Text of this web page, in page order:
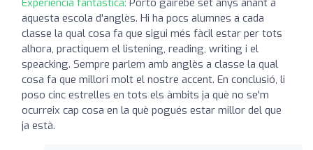
Experiencia fantástica: Porto gairebé set anys anant a
aquesta escola d'anglès. Hi ha pocs alumnes a cada
classe la qual cosa fa que sigui més fàcil estar per tots
alhora, practiquem el listening, reading, writing i el
speacking. Sempre parlem amb anglès a classe la qual
cosa fa que millori molt el nostre accent. En conclusió, li
poso cinc estrelles en tots els àmbits ja què no se'm
ocurreix cap cosa en la què pogués estar millor del que
ja està.